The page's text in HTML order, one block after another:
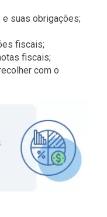
suas obrigações;
fiscais;
fiscais;
com o